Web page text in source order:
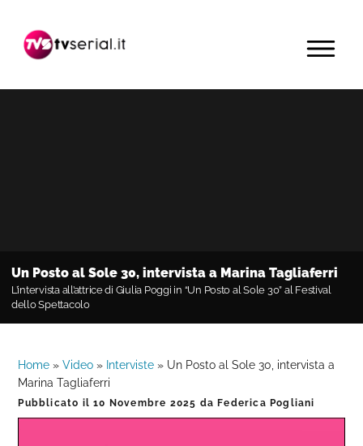
navigazione
contenuto
barra
primaria
MENU
Un Posto al Sole 30, intervista a Marina Tagliaferri
L’intervista all’attrice di Giulia Poggi in “Un Posto al Sole 30” al Festival
dello Spettacolo
Home »Video » Interviste » Un Posto al Sole 30, intervista a
Marina Tagliaferri
Pubblicato il10 Novembre 2025 da Federica Pogliani